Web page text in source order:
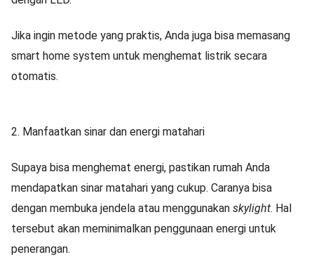
Jika ingin metode yang praktis, Anda juga bisa memasang
smart home system untuk menghemat listrik secara
otomatis.
2. Manfaatkan sinar dan energi matahari
Supaya bisa menghemat energi, pastikan rumah Anda
mendapatkan sinar matahari yang cukup. Caranya bisa
dengan membuka jendela atau menggunakan skylight. Hal
tersebut akan meminimalkan penggunaan energi untuk
penerangan.